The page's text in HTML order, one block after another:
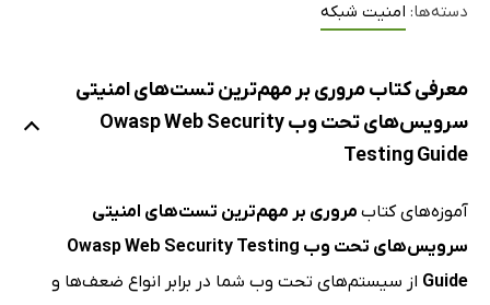
دسته‌ها: امنیت شبکه
معرفی کتاب مروری بر مهم‌ترین تست‌های امنیتی
سرویس‌های تحت وب Owasp Web Security
Testing Guide
آموزه‌های کتاب مروری بر مهم‌ترین تست‌های امنیتی
سرویس‌های تحت وب Owasp Web Security Testing
Guide از سیستم‌های تحت وب شما در برابر انواع ضعف‌ها و